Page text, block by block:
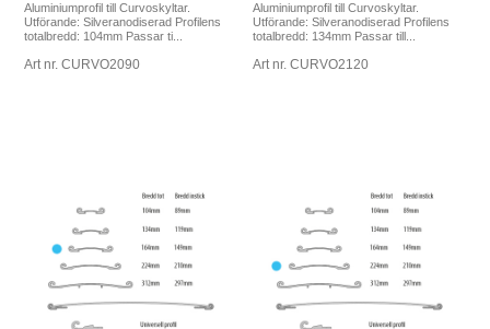
Aluminiumprofil till Curvoskyltar.
Utförande: Silveranodiserad Profilens
totalbredd: 104mm Passar ti...
Art nr. CURVO2090
Aluminiumprofil till Curvoskyltar.
Utförande: Silveranodiserad Profilens
totalbredd: 134mm Passar till...
Art nr. CURVO2120